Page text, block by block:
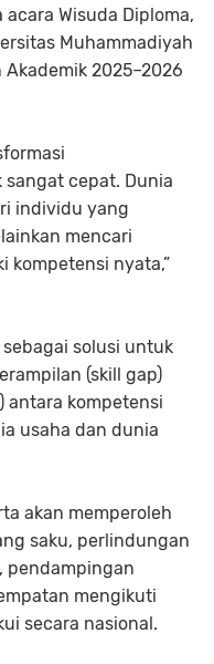
Wisuda Diploma,
Muhammadiyah
Akademik 2025–2026
sangat cepat. Dunia
individu yang
mencari
kompetensi nyata,”
solusi untuk
(skill gap)
antara kompetensi
usaha dan dunia
akan memperoleh
saku, perlindungan
pendampingan
mengikuti
secara nasional.